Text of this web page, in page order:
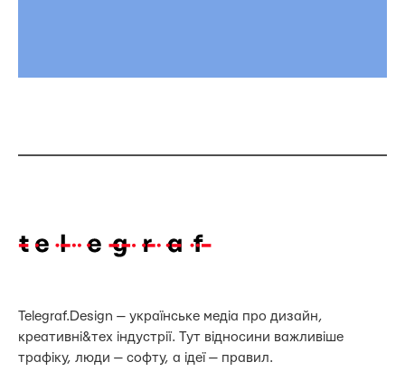
Telegraf.Design — українське медіа про дизайн,
креативні&тех індустрії. Тут відносини важливіше
трафіку, люди — софту, а ідеї — правил.